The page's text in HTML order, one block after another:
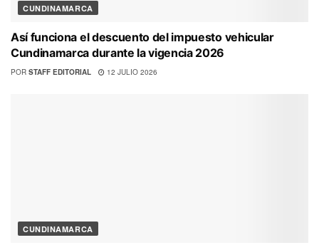
CUNDINAMARCA
Así funciona el descuento del impuesto vehicular
Cundinamarca durante la vigencia 2026
POR STAFF EDITORIAL 12 JULIO 2026
CUNDINAMARCA